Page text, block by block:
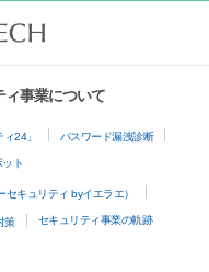
ィ事業について
24」 パスワード漏洩診断
ト
キュリティ byイエラエ）
策 セキュリティ事業の軌跡